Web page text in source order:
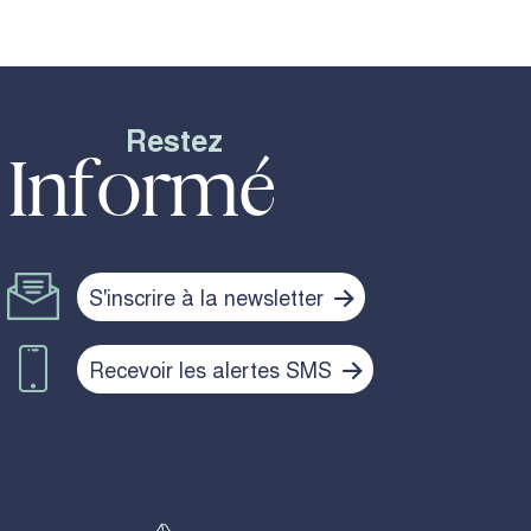
Restez
Informé
S'inscrire à la newsletter
Recevoir les alertes SMS